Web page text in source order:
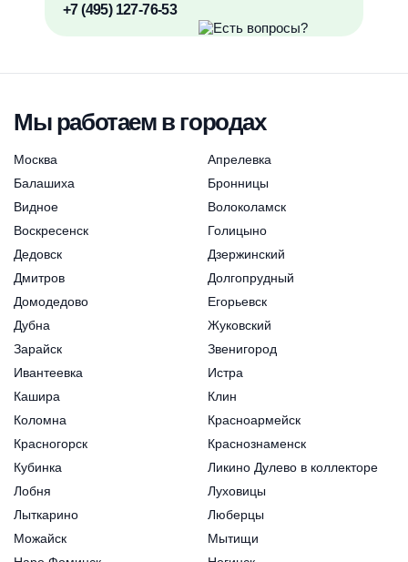
+7 (495) 127-76-53
Мы работаем в городах
Москва
Апрелевка
Балашиха
Бронницы
Видное
Волоколамск
Воскресенск
Голицыно
Дедовск
Дзержинский
Дмитров
Долгопрудный
Домодедово
Егорьевск
Дубна
Жуковский
Зарайск
Звенигород
Ивантеевка
Истра
Кашира
Клин
Коломна
Красноармейск
Красногорск
Краснознаменск
Кубинка
Ликино Дулево в коллекторе
Лобня
Луховицы
Лыткарино
Люберцы
Можайск
Мытищи